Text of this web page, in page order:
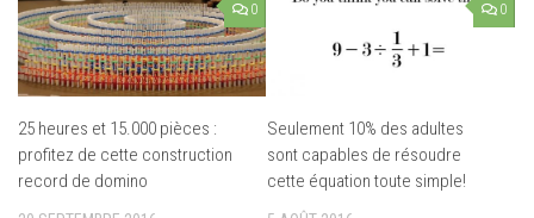
0
25 heures et 15.000 pièces :
profitez de cette construction
record de domino
0
Seulement 10% des adultes
sont capables de résoudre
cette équation toute simple!